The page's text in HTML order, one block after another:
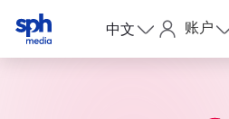
中文 账户